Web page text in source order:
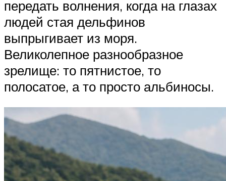
передать волнения, когда на глазах
людей стая дельфинов
выпрыгивает из моря.
Великолепное разнообразное
зрелище: то пятнистое, то
полосатое, а то просто альбиносы.